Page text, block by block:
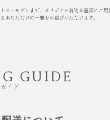
ロ・モダンまで、オリジナル着物を豊富にご用
あなただけの一着をお選びいただけます。
GUIDE
イド